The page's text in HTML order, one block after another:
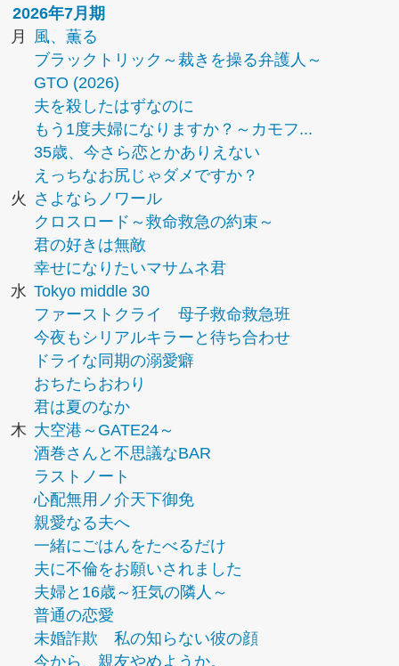
2026年7月期
月
風、薫る
ブラックトリック～裁きを操る弁護人～
GTO (2026)
夫を殺したはずなのに
もう1度夫婦になりますか？～カモフ...
35歳、今さら恋とかありえない
えっちなお尻じゃダメですか？
火
さよならノワール
クロスロード～救命救急の約束～
君の好きは無敵
幸せになりたいマサムネ君
水 Tokyo middle 30
ファーストクライ 母子救命救急班
今夜もシリアルキラーと待ち合わせ
ドライな同期の溺愛癖
おちたらおわり
君は夏のなか
木 大空港～GATE24～
酒巻さんと不思議なBAR
ラストノート
心配無用ノ介天下御免
親愛なる夫へ
一緒にごはんをたべるだけ
夫に不倫をお願いされました
夫婦と16歳～狂気の隣人～
普通の恋愛
未婚詐欺 私の知らない彼の顔
今から、親友やめようか。